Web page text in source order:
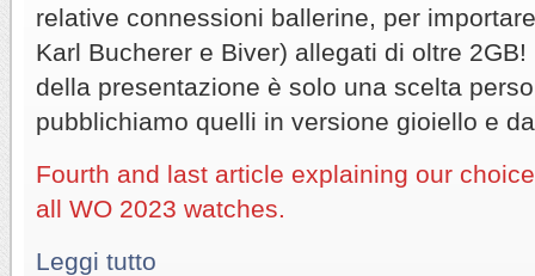
relative connessioni ballerine, per
Karl Bucherer e Biver) allegati di oltre 2GB!
della presentazione è solo una scelta
pubblichiamo quelli in versione gioiello e
Fourth and last article explaining our
all WO 2023 watches.
Leggi tutto